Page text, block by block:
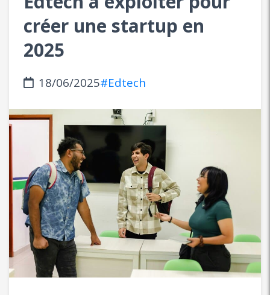
créer une startup en
2025
18/06/2025#Edtech